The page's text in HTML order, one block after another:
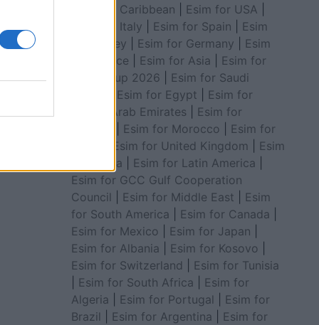
Esim for Caribbean
Esim for USA
Esim for Italy
Esim for Spain
Esim
for Turkey
Esim for Germany
Esim
for Greece
Esim for Asia
Esim for
World Cup 2026
Esim for Saudi
Esim for Egypt
Esim for
United Arab Emirates
Esim for
Esim for Morocco
Esim for
Esim for United Kingdom
Esim
for Africa
Esim for Latin America
Esim for GCC Gulf Cooperation
Council
Esim for Middle East
Esim
for South America
Esim for Canada
Esim for Mexico
Esim for Japan
Esim for Albania
Esim for Kosovo
Esim for Switzerland
Esim for Tunisia
Esim for South Africa
Esim for
Algeria
Esim for Portugal
Esim for
Brazil
Esim for Argentina
Esim for